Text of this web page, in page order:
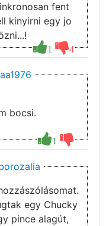
1 4
fent
kinyirni egy jo
1
bocsi.
egy Chucky
pince alagút,